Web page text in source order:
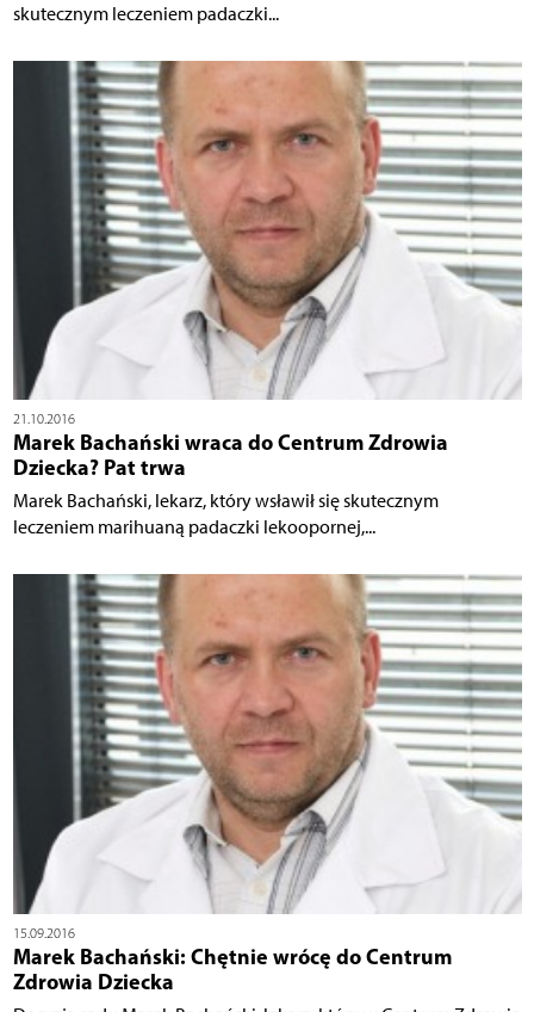
skutecznym leczeniem padaczki...
21.10.2016
Marek Bachański wraca do Centrum Zdrowia
Dziecka? Pat trwa
Marek Bachański, lekarz, który wsławił się skutecznym
leczeniem marihuaną padaczki lekoopornej,...
15.09.2016
Marek Bachański: Chętnie wrócę do Centrum
Zdrowia Dziecka